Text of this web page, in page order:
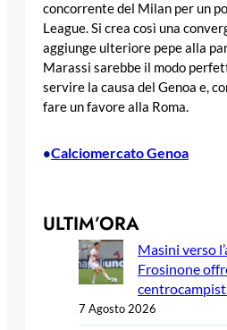
concorrente del Milan per un
League. Si crea così una
aggiunge ulteriore pepe alla
Marassi sarebbe il modo
servire la causa del Genoa e,
fare un favore alla Roma.
•Calciomercato Genoa
ULTIM’ORA
Masini verso
Frosinone
7 Agosto 2026